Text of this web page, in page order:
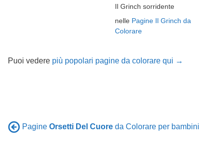
Il Grinch sorridente
nelle Pagine Il Grinch da
Colorare
Puoi vedere più popolari pagine da colorare qui →
Pagine Orsetti Del Cuore da Colorare per bambini